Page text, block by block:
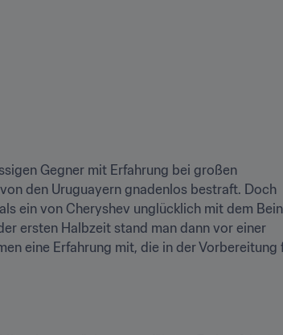
Gegner mit Erfahrung bei großen
den Uruguayern gnadenlos bestraft. Doch
ein von Cheryshev unglücklich mit dem Bein
ersten Halbzeit stand man dann vor einer
eine Erfahrung mit, die in der Vorbereitung